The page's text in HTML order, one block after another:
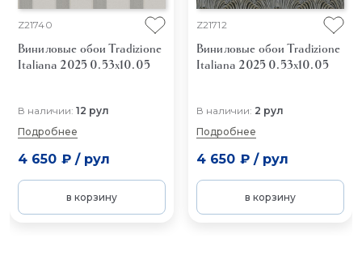
Z21740
Виниловые обои Tradizione
Italiana 2025 0.53x10.05
В наличии: 12 рул
Подробнее
4 650 ₽/ рул
в корзину
Z21712
Виниловые обои Tradizione
Italiana 2025 0.53x10.05
В наличии: 2 рул
Подробнее
4 650 ₽/ рул
в корзину